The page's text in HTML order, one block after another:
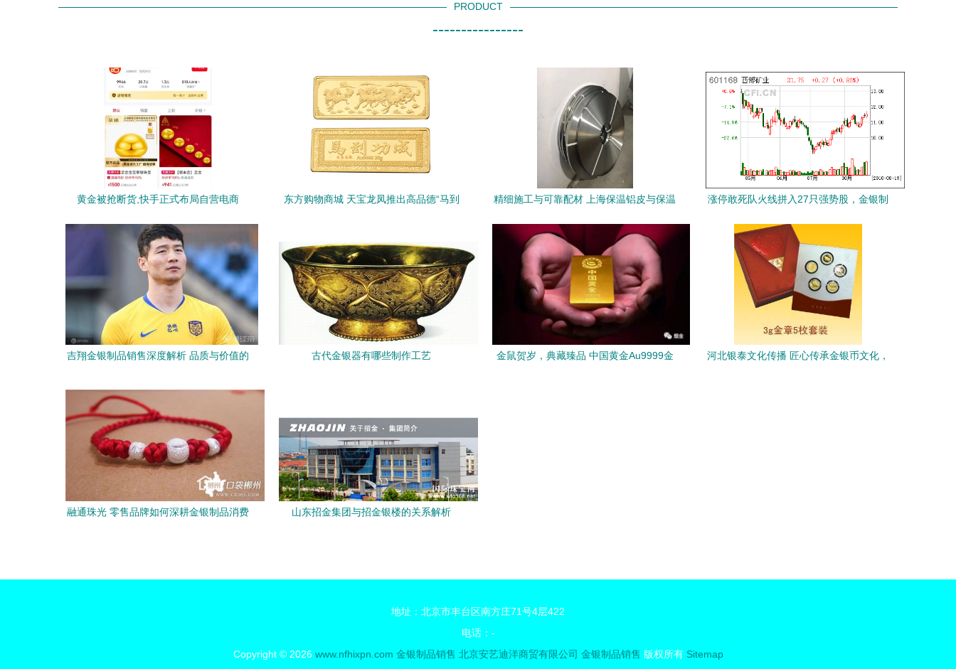
PRODUCT
----------------
黄金被抢断货,快手正式布局自营电商
东方购物商城 天宝龙凤推出高品德“马到
点燃金银品鉴赏初心
精细施工与可靠配材 上海保温铝皮与保温
涨停敢死队火线拼入27只强势股，金银制
吉翔金银制品销售深度解析 品质与价值的
古代金银器有哪些制作工艺
金鼠贺岁，典藏臻品 中国黄金Au9999金
河北银泰文化传播 匠心传承金银币文化，
融通珠光 零售品牌如何深耕金银制品消费
山东招金集团与招金银楼的关系解析
地址：北京市丰台区南方庄71号4层422
电话：-
Copyright © 2026 www.nfhixpn.com 金银制品销售 北京安艺迪洋商贸有限公司 金银制品销售 版权所有 Sitemap